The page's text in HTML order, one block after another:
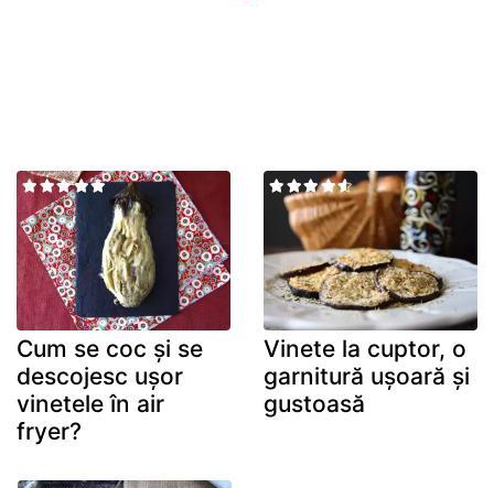
Cum se coc și se
descojesc ușor
vinetele în air
fryer?
Vinete la cuptor, o
garnitură ușoară și
gustoasă